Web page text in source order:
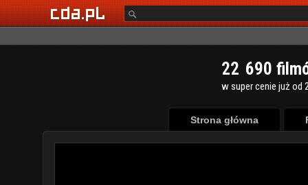
22 690
w super cenie już od
Strona główna